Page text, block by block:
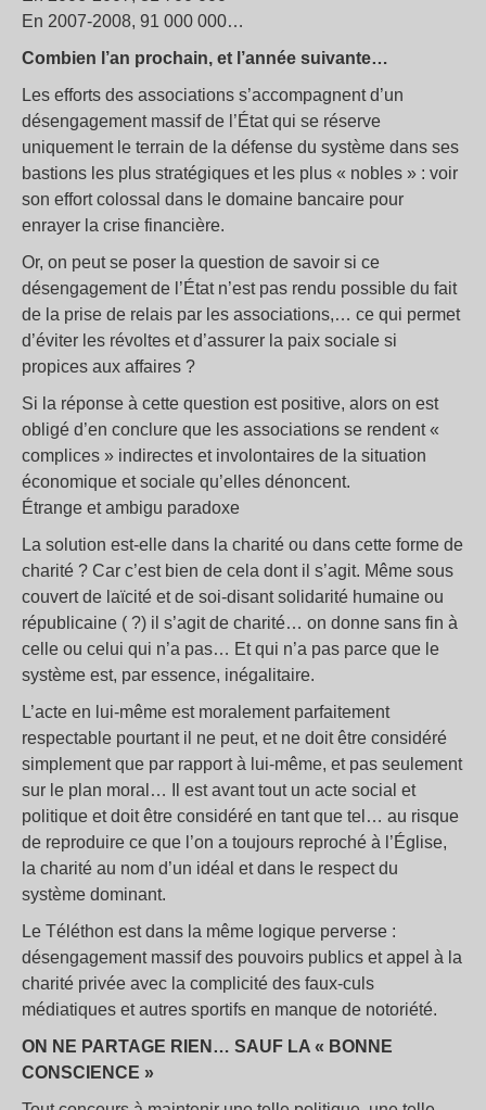
En 2007-2008, 91 000 000…
Combien l’an prochain, et l’année suivante…
Les efforts des associations s’accompagnent d’un
désengagement massif de l’État qui se réserve
uniquement le terrain de la défense du système dans ses
bastions les plus stratégiques et les plus « nobles » : voir
son effort colossal dans le domaine bancaire pour
enrayer la crise financière.
Or, on peut se poser la question de savoir si ce
désengagement de l’État n’est pas rendu possible du fait
de la prise de relais par les associations,… ce qui permet
d’éviter les révoltes et d’assurer la paix sociale si
propices aux affaires ?
Si la réponse à cette question est positive, alors on est
obligé d’en conclure que les associations se rendent «
complices » indirectes et involontaires de la situation
économique et sociale qu’elles dénoncent.
Étrange et ambigu paradoxe
La solution est-elle dans la charité ou dans cette forme de
charité ? Car c’est bien de cela dont il s’agit. Même sous
couvert de laïcité et de soi-disant solidarité humaine ou
républicaine ( ?) il s’agit de charité… on donne sans fin à
celle ou celui qui n’a pas… Et qui n’a pas parce que le
système est, par essence, inégalitaire.
L’acte en lui-même est moralement parfaitement
respectable pourtant il ne peut, et ne doit être considéré
simplement que par rapport à lui-même, et pas seulement
sur le plan moral… Il est avant tout un acte social et
politique et doit être considéré en tant que tel… au risque
de reproduire ce que l’on a toujours reproché à l’Église,
la charité au nom d’un idéal et dans le respect du
système dominant.
Le Téléthon est dans la même logique perverse :
désengagement massif des pouvoirs publics et appel à la
charité privée avec la complicité des faux-culs
médiatiques et autres sportifs en manque de notoriété.
ON NE PARTAGE RIEN… SAUF LA « BONNE
CONSCIENCE »